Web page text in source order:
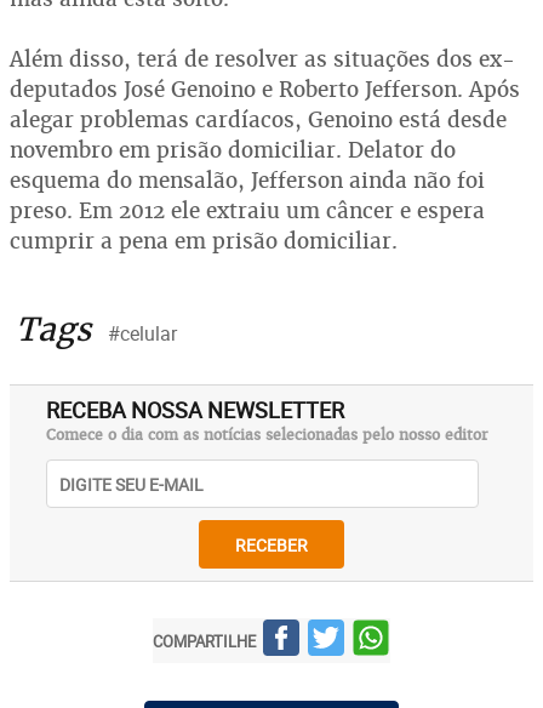
Além disso, terá de resolver as situações dos ex-
deputados José Genoino e Roberto Jefferson. Após
alegar problemas cardíacos, Genoino está desde
novembro em prisão domiciliar. Delator do
esquema do mensalão, Jefferson ainda não foi
preso. Em 2012 ele extraiu um câncer e espera
cumprir a pena em prisão domiciliar.
Tags #celular
RECEBA NOSSA NEWSLETTER
Comece o dia com as notícias selecionadas pelo nosso editor
RECEBER
COMPARTILHE